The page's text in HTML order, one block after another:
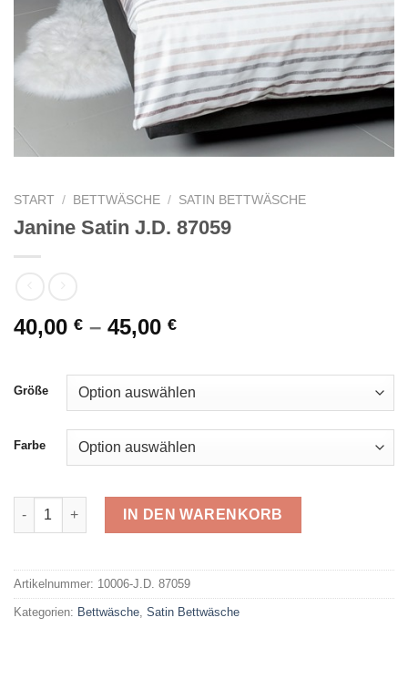
START / BETTWÄSCHE / SATIN BETTWÄSCHE
Janine Satin J.D. 87059
40,00 € – 45,00 €
Größe
Farbe
Janine Satin J.D. 87059 Menge
IN DEN WARENKORB
Artikelnummer: 10006-J.D. 87059
Kategorien: Bettwäsche Satin Bettwäsche